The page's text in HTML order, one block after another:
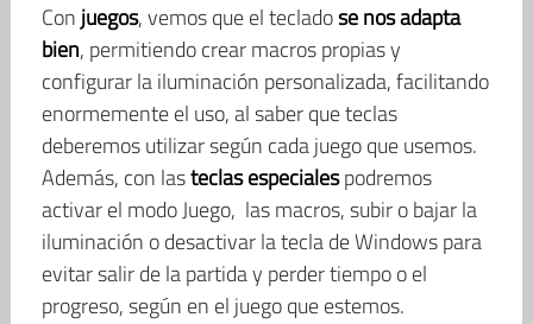
Con juegos, vemos que el tecladose nos adapta
bien, permitiendo crear macros propias y
configurar la iluminación personalizada, facilitando
enormemente el uso, al saber que teclas
deberemos utilizar según cada juego que usemos.
Además, con lasteclas especialespodremos
activar el modo Juego, las macros, subir o bajar la
iluminación o desactivar la tecla de Windows para
evitar salir de la partida y perder tiempo o el
progreso, según en el juego que estemos.